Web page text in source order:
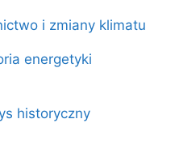
i zmiany klimatu
energetyki
historyczny